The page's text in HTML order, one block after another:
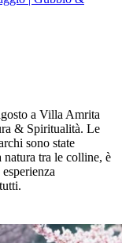
a Villa Amrita
& Spiritualità. Le
sono state
tra le colline, è